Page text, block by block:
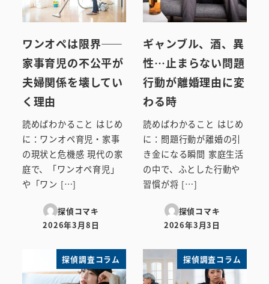
ワンオペは限界――
家事育児の不公平が
夫婦関係を壊してい
く理由
読めばわかること はじめ
に：ワンオペ育児・家事
の現状と危機感 現代の家
庭で、「ワンオペ育児」
や「ワン […]
探偵コマキ
投稿日
2026年3月8日
ギャンブル、酒、異
性…止まらない問題
行動が離婚理由に変
わる時
読めばわかること はじめ
に：問題行動が離婚の引
き金になる瞬間 家庭生活
の中で、ふとした行動や
習慣が将 […]
探偵コマキ
投稿日
2026年3月3日
探偵調査コラム 探偵調査コラム